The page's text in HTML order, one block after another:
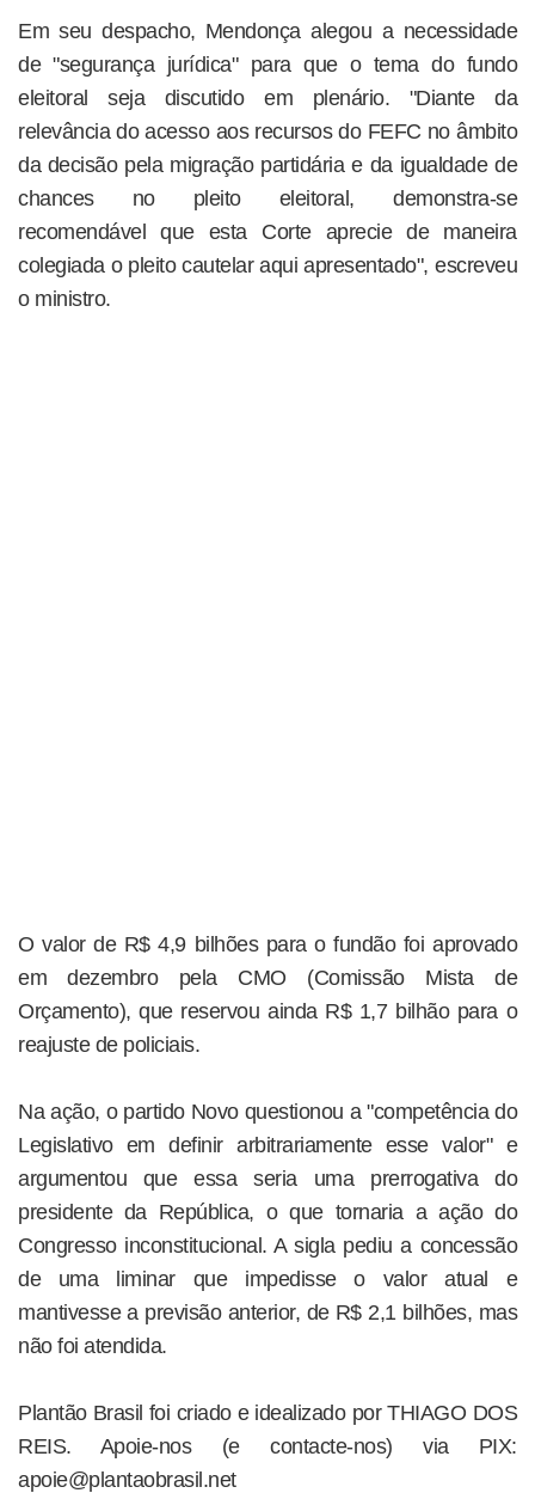
Em seu despacho, Mendonça alegou a necessidade
de "segurança jurídica" para que o tema do fundo
eleitoral seja discutido em plenário. "Diante da
relevância do acesso aos recursos do FEFC no âmbito
da decisão pela migração partidária e da igualdade de
chances no pleito eleitoral, demonstra-se
recomendável que esta Corte aprecie de maneira
colegiada o pleito cautelar aqui apresentado", escreveu
o ministro.
O valor de R$ 4,9 bilhões para o fundão foi aprovado
em dezembro pela CMO (Comissão Mista de
Orçamento), que reservou ainda R$ 1,7 bilhão para o
reajuste de policiais.
Na ação, o partido Novo questionou a "competência do
Legislativo em definir arbitrariamente esse valor" e
argumentou que essa seria uma prerrogativa do
presidente da República, o que tornaria a ação do
Congresso inconstitucional. A sigla pediu a concessão
de uma liminar que impedisse o valor atual e
mantivesse a previsão anterior, de R$ 2,1 bilhões, mas
não foi atendida.
Plantão Brasil foi criado e idealizado por THIAGO DOS
REIS. Apoie-nos (e contacte-nos) via PIX:
apoie@plantaobrasil.net